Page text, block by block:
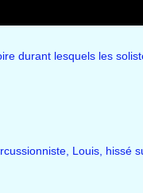
durant lesquels les
Louis, hissé